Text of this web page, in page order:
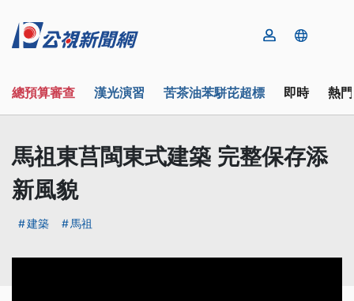
總預算審查 漢光演習 苦茶油苯駢芘超標 即時 熱
馬祖東莒閩東式建築 完整保存添
新風貌
建築 馬祖